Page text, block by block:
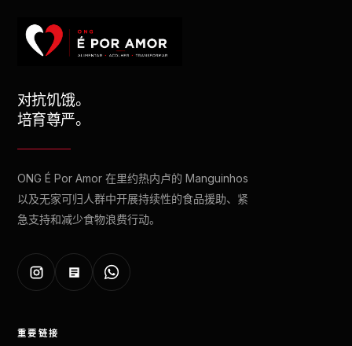
对抗饥饿。
培育尊严。
ONG É Por Amor 在里约热内卢的 Manguinhos
以及无家可归人群中开展持续性的食品援助、紧
急支持和减少食物浪费行动。
重要链接